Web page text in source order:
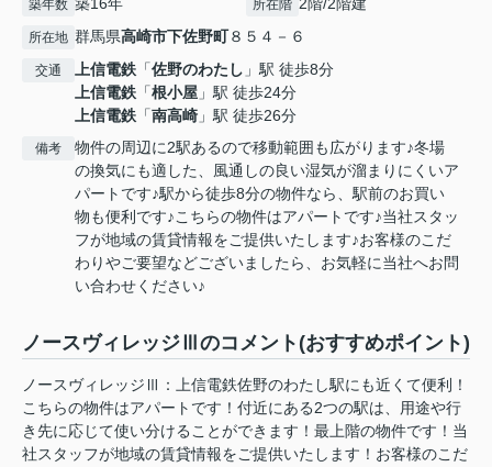
築年数 築16年 所在階 2階/2階建
所在地 群馬県高崎市下佐野町８５４－６
交通 上信電鉄 「佐野のわたし 」駅 徒歩8分
上信電鉄 「根小屋 」駅 徒歩24分
上信電鉄 「南高崎 」駅 徒歩26分
備考
物件の周辺に2駅あるので移動範囲も広がります♪冬場
の換気にも適した、風通しの良い湿気が溜まりにくいア
パートです♪駅から徒歩8分の物件なら、駅前のお買い
物も便利です♪こちらの物件はアパートです♪当社スタッ
フが地域の賃貸情報をご提供いたします♪お客様のこだ
わりやご要望などございましたら、お気軽に当社へお問
い合わせください♪
ノースヴィレッジⅢのコメント(おすすめポイント)
ノースヴィレッジⅢ：上信電鉄佐野のわたし駅にも近くて便利！
こちらの物件はアパートです！付近にある2つの駅は、用途や行
き先に応じて使い分けることができます！最上階の物件です！当
社スタッフが地域の賃貸情報をご提供いたします！お客様のこだ